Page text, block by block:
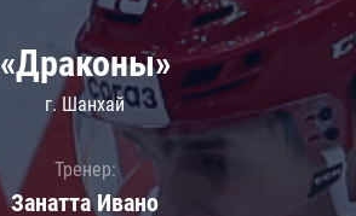
«Драконы»
г. Шанхай
Тренер:
Занатта Иванo